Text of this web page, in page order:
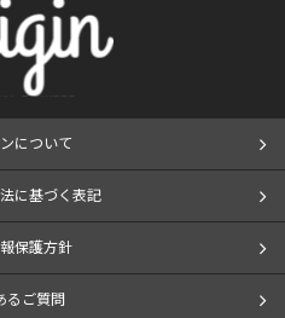
について
に基づく表記
保護方針
るご質問